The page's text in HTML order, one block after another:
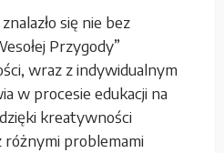
się nie bez
Przygody”
wraz z indywidualnym
w procesie edukacji na
kreatywności
różnymi problemami